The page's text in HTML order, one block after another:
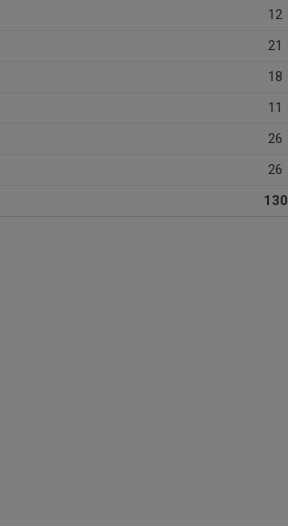
12
21
18
11
26
26
130